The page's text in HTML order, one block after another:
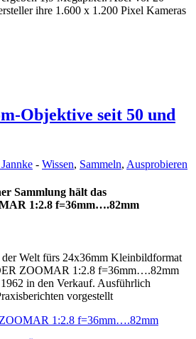
ihre 1.600 x 1.200 Pixel Kameras
Objektive seit 50 und
- Wissen, Sammeln, Ausprobieren
Sammlung hält das
1:2.8 f=36mm….82mm
Welt fürs 24x36mm Kleinbildformat
ZOOMAR 1:2.8 f=36mm….82mm
in den Verkauf. Ausführlich
vorgestellt
1:2.8 f=36mm….82mm